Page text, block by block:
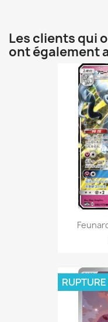
Les clients qui
ont également